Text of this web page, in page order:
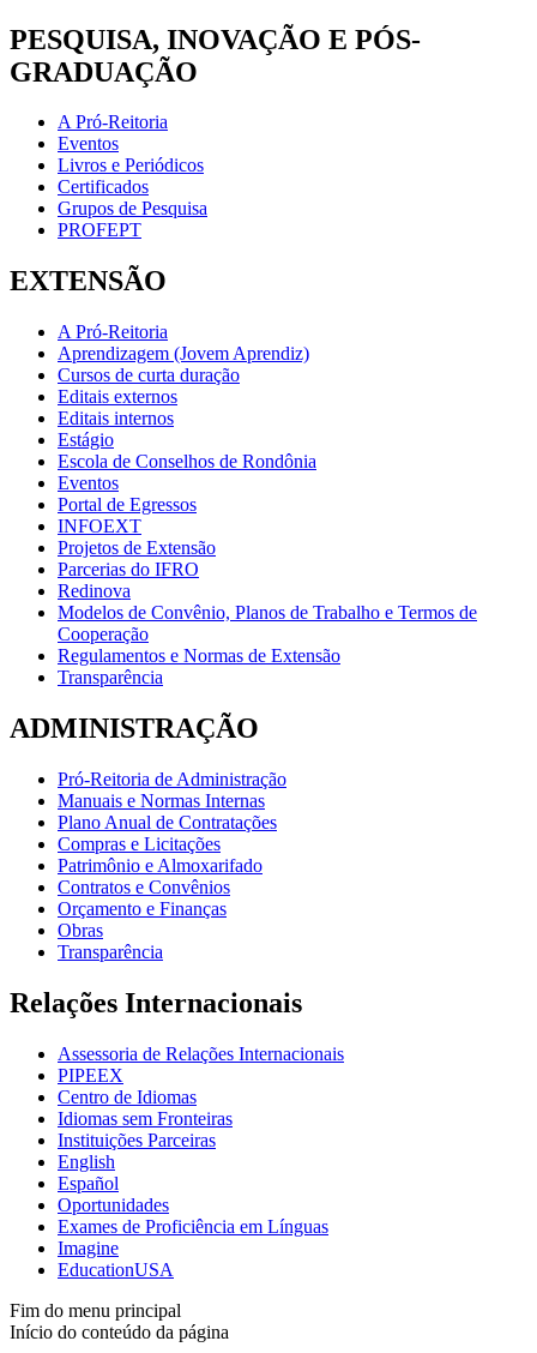
PESQUISA, INOVAÇÃO E PÓS-
GRADUAÇÃO
A Pró-Reitoria
Eventos
Livros e Periódicos
Certificados
Grupos de Pesquisa
PROFEPT
EXTENSÃO
A Pró-Reitoria
Aprendizagem (Jovem Aprendiz)
Cursos de curta duração
Editais externos
Editais internos
Estágio
Escola de Conselhos de Rondônia
Eventos
Portal de Egressos
INFOEXT
Projetos de Extensão
Parcerias do IFRO
Redinova
Modelos de Convênio, Planos de Trabalho e Termos de
Cooperação
Regulamentos e Normas de Extensão
Transparência
ADMINISTRAÇÃO
Pró-Reitoria de Administração
Manuais e Normas Internas
Plano Anual de Contratações
Compras e Licitações
Patrimônio e Almoxarifado
Contratos e Convênios
Orçamento e Finanças
Obras
Transparência
Relações Internacionais
Assessoria de Relações Internacionais
PIPEEX
Centro de Idiomas
Idiomas sem Fronteiras
Instituições Parceiras
English
Español
Oportunidades
Exames de Proficiência em Línguas
Imagine
EducationUSA
Fim do menu principal
Início do conteúdo da página